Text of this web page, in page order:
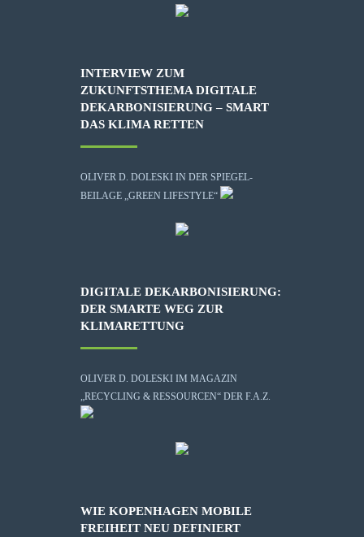
INTERVIEW ZUM
ZUKUNFTSTHEMA DIGITALE
DEKARBONISIERUNG – SMART
DAS KLIMA RETTEN
OLIVER D. DOLESKI IN DER SPIEGEL-
BEILAGE „GREEN LIFESTYLE“
DIGITALE DEKARBONISIERUNG:
DER SMARTE WEG ZUR
KLIMARETTUNG
OLIVER D. DOLESKI IM MAGAZIN
„RECYCLING & RESSOURCEN“ DER F.A.Z.
WIE KOPENHAGEN MOBILE
FREIHEIT NEU DEFINIERT